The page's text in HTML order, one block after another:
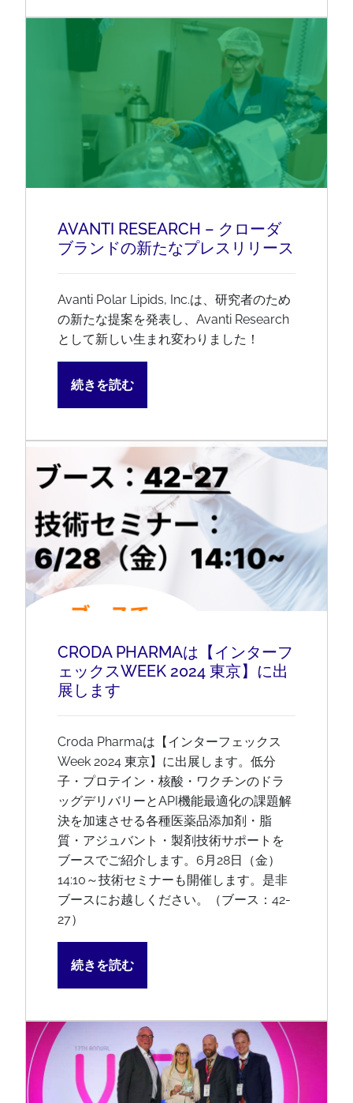
AVANTI RESEARCH – クローダ
ブランドの新たなプレスリリース
Avanti Polar Lipids, Inc.は、研究者のため
の新たな提案を発表し、Avanti Research
として新しい生まれ変わりました！
続きを読む
CRODA PHARMAは【インターフ
ェックスWEEK 2024 東京】に出
展します
Croda Pharmaは【インターフェックス
Week 2024 東京】に出展します。低分
子・プロテイン・核酸・ワクチンのドラ
ッグデリバリーとAPI機能最適化の課題解
決を加速させる各種医薬品添加剤・脂
質・アジュバント・製剤技術サポートを
ブースでご紹介します。6月28日（金）
14:10～技術セミナーも開催します。是非
ブースにお越しください。（ブース：42-
27）
続きを読む